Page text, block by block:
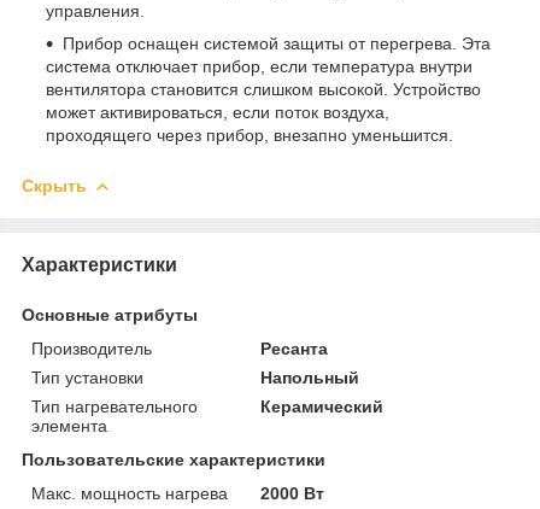
управления.
Прибор оснащен системой защиты от перегрева. Эта
система отключает прибор, если температура внутри
вентилятора становится слишком высокой. Устройство
может активироваться, если поток воздуха,
проходящего через прибор, внезапно уменьшится.
Скрыть
Характеристики
Основные атрибуты
Производитель
Ресанта
Тип установки
Напольный
Тип нагревательного
элемента
Керамический
Пользовательские характеристики
Макс. мощность нагрева
2000 Вт